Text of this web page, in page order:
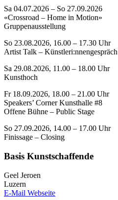
Sa 04.07.2026 – So 27.09.2026
«Crossroad – Home in Motion»
Gruppenausstellung
So 23.08.2026, 16.00 – 17.30 Uhr
Artist Talk – Künstleri:nnengespräch
Sa 29.08.2026, 11.00 – 18.00 Uhr
Kunsthoch
Fr 18.09.2026, 18.00 – 21.00 Uhr
Speakers’ Corner Kunsthalle #8
Offene Bühne – Public Stage
So 27.09.2026, 14.00 – 17.00 Uhr
Finissage – Closing
Basis Kunstschaffende
Geel Jeroen
Luzern
E-Mail Webseite